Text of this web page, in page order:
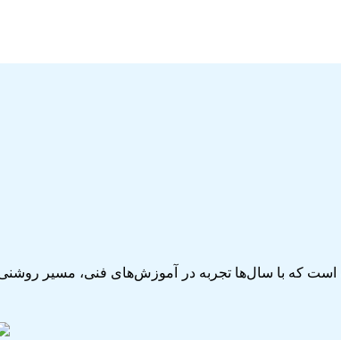
است که با سال‌ها تجربه در آموزش‌های فنی، مسیر